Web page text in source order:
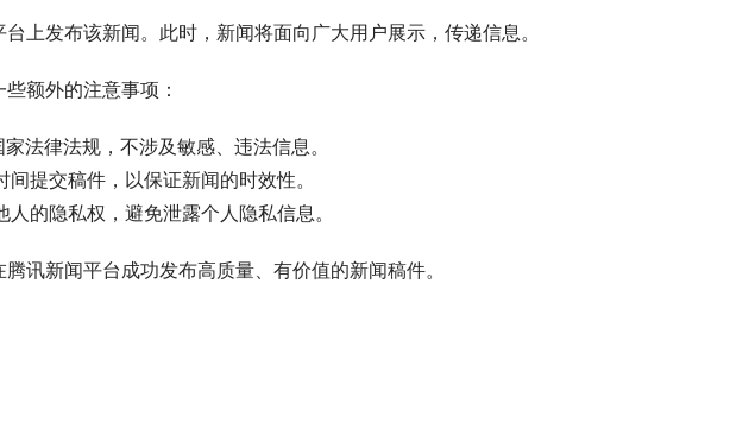
上发布该新闻。此时，新闻将面向广大用户展示，传递信息。
额外的注意事项：
法律法规，不涉及敏感、违法信息。
提交稿件，以保证新闻的时效性。
的隐私权，避免泄露个人隐私信息。
讯新闻平台成功发布高质量、有价值的新闻稿件。